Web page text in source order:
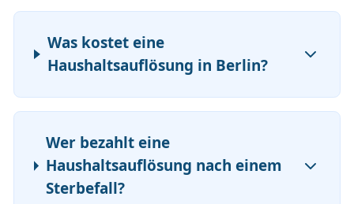
Was kostet eine
Haushaltsauflösung in Berlin?
Wer bezahlt eine
Haushaltsauflösung nach einem
Sterbefall?